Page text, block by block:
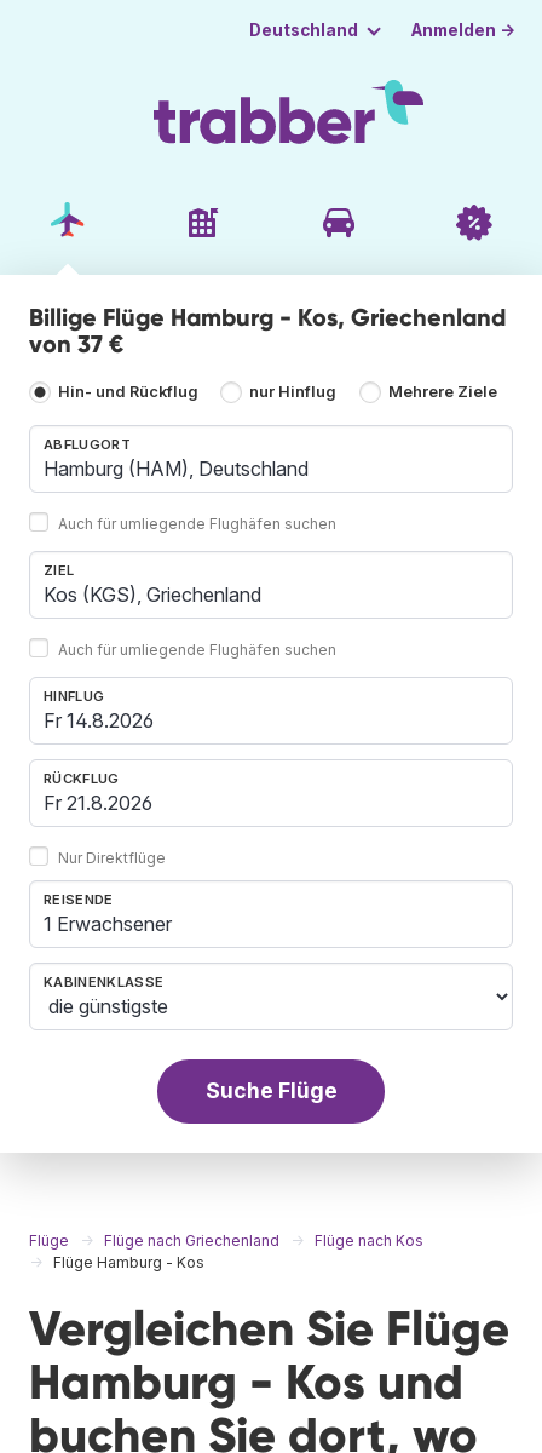
Deutschland Anmelden →
Billige Flüge Hamburg - Kos, Griechenland
von 37 €
Hin- und Rückflug nur Hinflug Mehrere Ziele
ABFLUGORT
Auch für umliegende Flughäfen suchen
ZIEL
Auch für umliegende Flughäfen suchen
HINFLUG
RÜCKFLUG
Nur Direktflüge
REISENDE
1 Erwachsener
KABINENKLASSE
Suche Flüge
Flüge Flüge nach Griechenland
Flüge nach Kos
Flüge Hamburg - Kos
Vergleichen Sie Flüge
Hamburg - Kos und
buchen Sie dort, wo